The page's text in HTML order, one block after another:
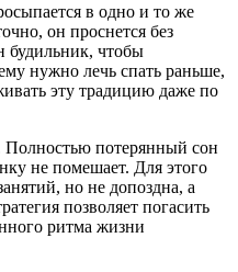
в одно и то же
он проснется без
будильник, чтобы
нужно лечь спать раньше,
эту традицию даже по
Полностью потерянный сон
не помешает. Для этого
но не допоздна, а
позволяет погасить
ритма жизни